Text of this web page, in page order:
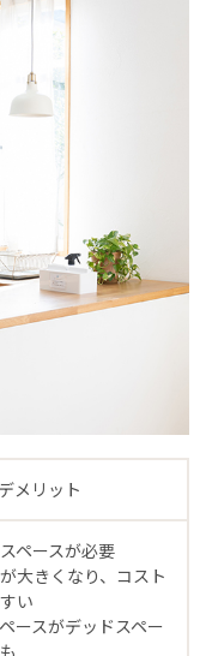
デメリット
ペースが必要
大きくなり、コスト
い
ースがデッドスペー